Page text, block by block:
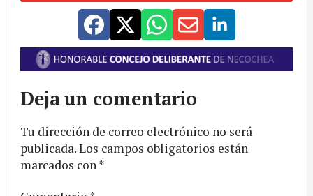
Deja un comentario
Tu dirección de correo electrónico no será
publicada.Los campos obligatorios están
marcados con*